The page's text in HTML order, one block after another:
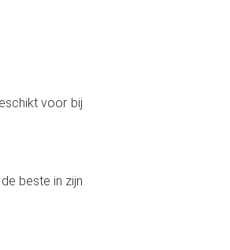
voor bij
beste in zijn